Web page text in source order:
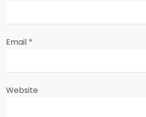
Email *
Website